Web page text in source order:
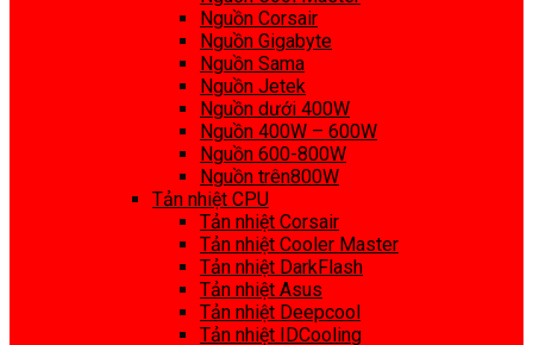
Nguồn Corsair
Nguồn Gigabyte
Nguồn Sama
Nguồn Jetek
Nguồn dưới 400W
Nguồn 400W – 600W
Nguồn 600-800W
Nguồn trên800W
Tản nhiệt CPU
Tản nhiệt Corsair
Tản nhiệt Cooler Master
Tản nhiệt DarkFlash
Tản nhiệt Asus
Tản nhiệt Deepcool
Tản nhiệt IDCooling